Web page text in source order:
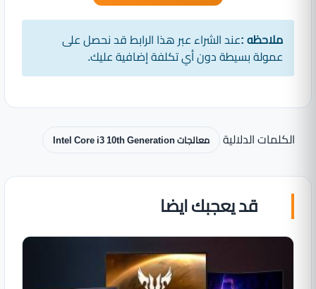
ملاحظه :عند الشراء عبر هذا الرابط قد نحصل على
عمولة بسيطة دون أي تكلفة إضافية عليك.
الكلمات الدلالية معالجات Intel Core i3 10th Generation
قد يعجبك ايضا